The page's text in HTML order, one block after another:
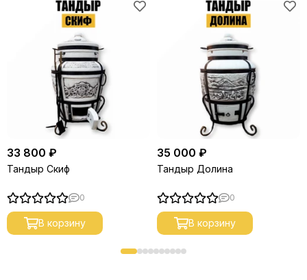
33 800 ₽
Тандыр Скиф
0
В корзину
35 000 ₽
Тандыр Долина
0
В корзину